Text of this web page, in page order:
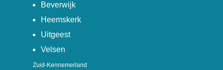
Beverwijk(verwijst
naar
Heemskerk(verwijst
website)
Uitgeest(verwijst
Velsen(verwijst
naar
Zuid-Kennemerland